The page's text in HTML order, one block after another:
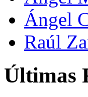
Ángel
Raúl
Últimas